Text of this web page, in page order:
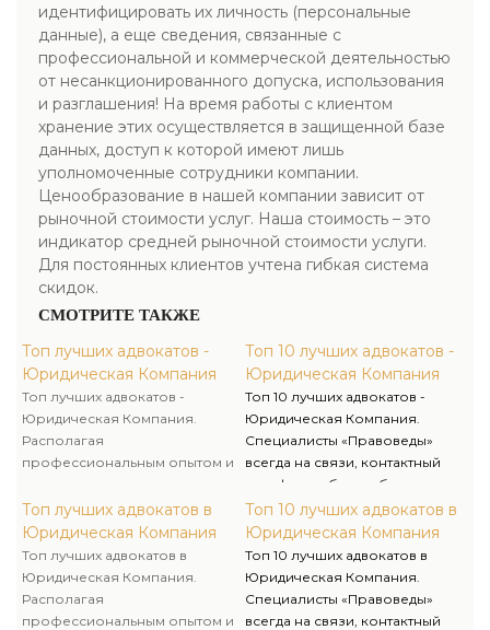
идентифицировать их личность (персональные
данные), а еще сведения, связанные с
профессиональной и коммерческой деятельностью
от несанкционированного допуска, использования
и разглашения! На время работы с клиентом
хранение этих осуществляется в защищенной базе
данных, доступ к которой имеют лишь
уполномоченные сотрудники компании.
Ценообразование в нашей компании зависит от
рыночной стоимости услуг. Наша стоимость – это
индикатор средней рыночной стоимости услуги.
Для постоянных клиентов учтена гибкая система
скидок.
СМОТРИТЕ ТАКЖЕ
Топ лучших адвокатов -
Юридическая Компания
Топ лучших адвокатов -
Юридическая Компания.
Располагая
профессиональным опытом и
качественную юридическую
помощь и предлагаем услуги
адвоката и адвоката для
решения личных и бизнес-
вопросов.
Топ лучших адвокатов в
Юридическая Компания
Топ лучших адвокатов в
Юридическая Компания.
Располагая
профессиональным опытом и
Топ 10 лучших адвокатов -
Юридическая Компания
Топ 10 лучших адвокатов -
Юридическая Компания.
Специалисты «Правоведы»
всегда на связи, контактный
телефон работает без
выходных. По
подготовительной
договоренности возможен
«Выезд Юриста» к Вам в офис,
домой, иное место. Мы ценим
ваше время.
Топ 10 лучших адвокатов в
Юридическая Компания
Топ 10 лучших адвокатов в
Юридическая Компания.
Специалисты «Правоведы»
всегда на связи, контактный